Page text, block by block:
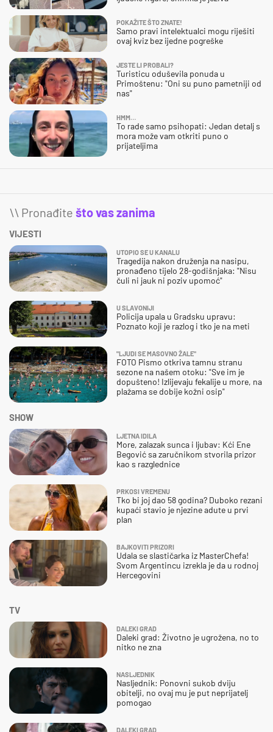
POKAŽITE ŠTO ZNATE!
Samo pravi intelektualci mogu riješiti
ovaj kviz bez ijedne pogreške
JESTE LI PROBALI?
Turisticu oduševila ponuda u
Primoštenu: "Oni su puno pametniji od
nas"
HMM…
To rade samo psihopati: Jedan detalj s
mora može vam otkriti puno o
prijateljima
\\ Pronađite što vas zanima
VIJESTI
UTOPIO SE U KANALU
Tragedija nakon druženja na nasipu,
pronađeno tijelo 28-godišnjaka: "Nisu
čuli ni jauk ni poziv upomoć"
U SLAVONIJI
Policija upala u Gradsku upravu:
Poznato koji je razlog i tko je na meti
"LJUDI SE MASOVNO ŽALE"
FOTO Pismo otkriva tamnu stranu
sezone na našem otoku: "Sve im je
dopušteno! Izlijevaju fekalije u more, na
plažama se dobije kožni osip"
SHOW
LJETNA IDILA
More, zalazak sunca i ljubav: Kći Ene
Begović sa zaručnikom stvorila prizor
kao s razglednice
PRKOSI VREMENU
Tko bi joj dao 58 godina? Duboko rezani
kupaći stavio je njezine adute u prvi
plan
BAJKOVITI PRIZORI
Udala se slastičarka iz MasterChefa!
Svom Argentincu izrekla je da u rodnoj
Hercegovini
TV
DALEKI GRAD
Daleki grad: Životno je ugrožena, no to
nitko ne zna
NASLJEDNIK
Nasljednik: Ponovni sukob dviju
obitelji, no ovaj mu je put neprijatelj
pomogao
DALEKI GRAD